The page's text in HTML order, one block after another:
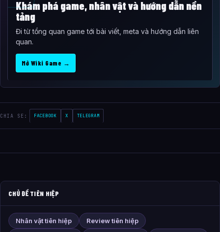
Khám phá game, nhân vật và hướng dẫn nền
tảng
Đi từ tổng quan game tới bài viết, meta và hướng dẫn liên
quan.
Mở Wiki Game →
CHIA SE: FACEBOOK X TELEGRAM
CHỦ ĐỀ TIÊN HIỆP
Nhân vật tiên hiệp
Review tiên hiệp